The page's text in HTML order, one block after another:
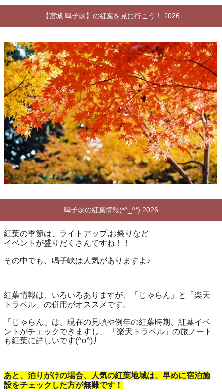
【宮城 鳴子峡】の紅葉を見に行こう！ 2026
鳴子峡の紅葉情報(*^_^*) 2026
紅葉の季節は、ライトアップ,お祭りなど
イベントが盛りだくさんですね！！
その中でも、鳴子峡は人気がありますよ♪
紅葉情報は、いろいろありますが、「じゃらん」と「楽天
トラベル」の併用がオススメです。
「じゃらん」は、現在の見頃や例年の紅葉時期、紅葉イベ
ントがチェックできますし、 「楽天トラベル」の旅ノート
も紅葉に詳しいです(^o^)丿
あと、泊りがけの場合、人気の紅葉地域は、早めに宿泊施
設をチェックした方が無難です！